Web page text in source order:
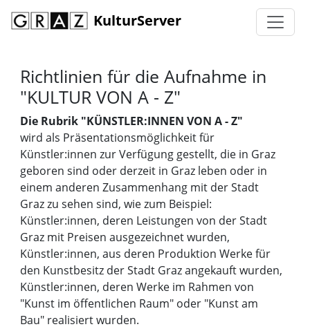
KulturServer
Richtlinien für die Aufnahme in
"KULTUR VON A - Z"
Die Rubrik "KÜNSTLER:INNEN VON A - Z"
wird als Präsentationsmöglichkeit für
Künstler:innen zur Verfügung gestellt, die in Graz
geboren sind oder derzeit in Graz leben oder in
einem anderen Zusammenhang mit der Stadt
Graz zu sehen sind, wie zum Beispiel:
Künstler:innen, deren Leistungen von der Stadt
Graz mit Preisen ausgezeichnet wurden,
Künstler:innen, aus deren Produktion Werke für
den Kunstbesitz der Stadt Graz angekauft wurden,
Künstler:innen, deren Werke im Rahmen von
"Kunst im öffentlichen Raum" oder "Kunst am
Bau" realisiert wurden.